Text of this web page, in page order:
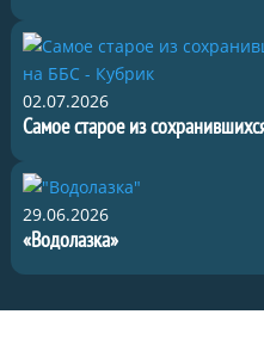
02.07.2026
Самое старое из
29.06.2026
«Водолазка»